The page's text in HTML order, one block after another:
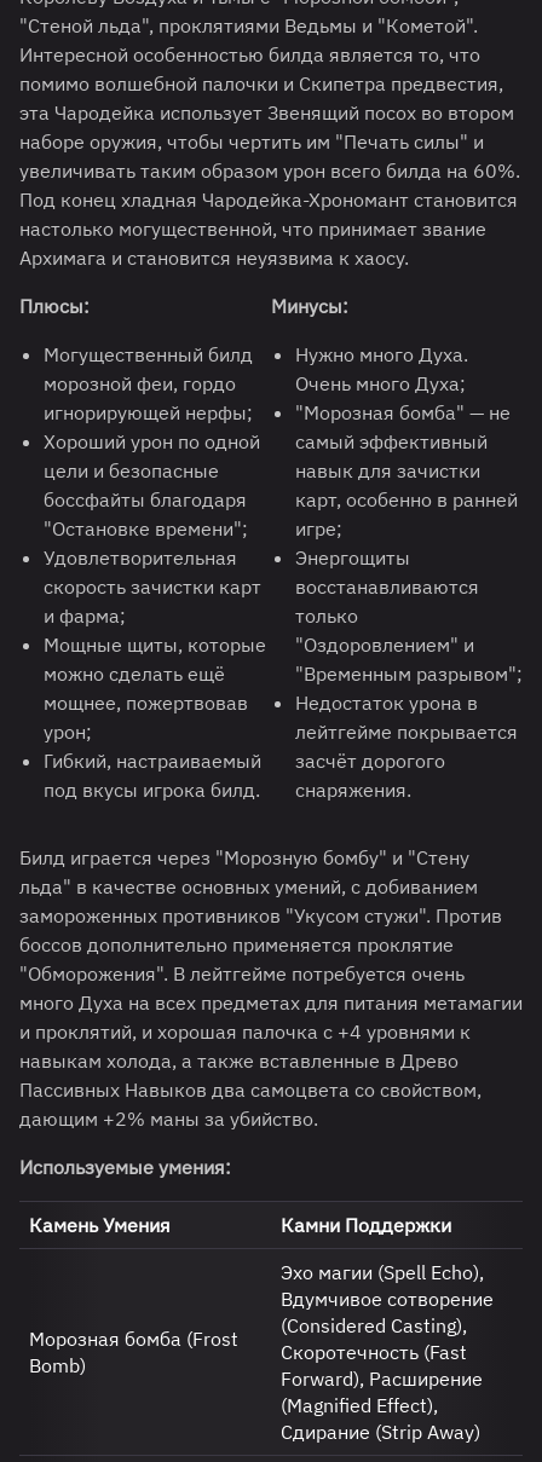
"Стеной льда", проклятиями Ведьмы и "Кометой".
Интересной особенностью билда является то, что
помимо волшебной палочки и Скипетра предвестия,
эта Чародейка использует Звенящий посох во втором
наборе оружия, чтобы чертить им "Печать силы" и
увеличивать таким образом урон всего билда на 60%.
Под конец хладная Чародейка-Хрономант становится
настолько могущественной, что принимает звание
Архимага и становится неуязвима к хаосу.
Плюсы:
Могущественный билд
морозной феи, гордо
игнорирующей нерфы;
Хороший урон по одной
цели и безопасные
боссфайты благодаря
"Остановке времени";
Удовлетворительная
скорость зачистки карт
и фарма;
Мощные щиты, которые
можно сделать ещё
мощнее, пожертвовав
урон;
Гибкий, настраиваемый
под вкусы игрока билд.
Минусы:
Нужно много Духа.
Очень много Духа;
"Морозная бомба" — не
самый эффективный
навык для зачистки
карт, особенно в ранней
игре;
Энергощиты
восстанавливаются
только
"Оздоровлением" и
"Временным разрывом";
Недостаток урона в
лейтгейме покрывается
засчёт дорогого
снаряжения.
Билд играется через "Морозную бомбу" и "Стену
льда" в качестве основных умений, с добиванием
замороженных противников "Укусом стужи". Против
боссов дополнительно применяется проклятие
"Обморожения". В лейтгейме потребуется очень
много Духа на всех предметах для питания метамагии
и проклятий, и хорошая палочка с +4 уровнями к
навыкам холода, а также вставленные в Древо
Пассивных Навыков два самоцвета со свойством,
дающим +2% маны за убийство.
Используемые умения:
Камень Умения Камни Поддержки
Морозная бомба (Frost
Bomb)
Эхо магии (Spell Echo),
Вдумчивое сотворение
(Considered Casting),
Скоротечность (Fast
Forward), Расширение
(Magnified Effect),
Сдирание (Strip Away)